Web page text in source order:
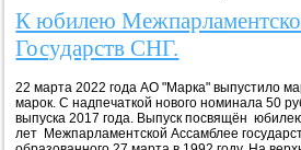
К юбилею
Государств СНГ.
22 марта 2022 года АО "Марка" выпустило
марок. С надпечаткой нового номинала 50
выпуска 2017 года. Выпуск посвящён
лет Межпарламентской Ассамблее